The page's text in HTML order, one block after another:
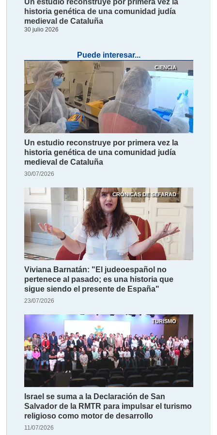
Un estudio reconstruye por primera vez la
historia genética de una comunidad judía
medieval de Cataluña
30 julio 2026
Puede interesar...
CIENCIA
Un estudio reconstruye por primera vez la
historia genética de una comunidad judía
medieval de Cataluña
30/07/2026
CRÓNICAS DE SEFARAD
Viviana Barnatán: "El judeoespañol no
pertenece al pasado; es una historia que
sigue siendo el presente de España"
23/07/2026
TURISMO
Israel se suma a la Declaración de San
Salvador de la RMTR para impulsar el turismo
religioso como motor de desarrollo
11/07/2026